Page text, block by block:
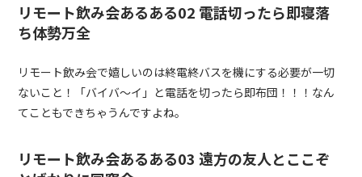
リモート飲み会あるある02 電話切ったら即寝落
ち体勢万全
リモート飲み会で嬉しいのは終電終バスを機にする必要が一切
ないこと！「バイバ〜イ」と電話を切ったら即布団！！！なん
てこともできちゃうんですよね。
リモート飲み会あるある03 遠方の友人とここぞ